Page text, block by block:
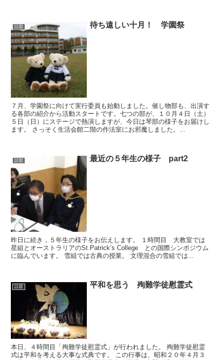
話題 待ち遠しい十月！ 学園祭
７月、学園祭に向けて実行委員も始動しました。催し物部も、出演す
る各部の紹介から活動スタートです。七つの部が、１０月４日（土）
５日（日）にステージで熱演しますが、今日は琴部の様子をお届けし
ます。 さっそく生活会館二階の作法室にお邪魔しました。...
話題 最近の５年生の様子 part2
昨日に続き，５年生の様子をお伝えします。 １時間目 大教室では
星組とオーストラリアのSt.Patrick’s College との国際シンポジウム
に臨んでいます。 雪組では古典の授業。 文理混合の雪組では...
話題 平和を思う 殉難学徒慰霊式
本日、４時間目「殉難学徒慰霊式」が行われました。 殉難学徒慰霊
式は平和を考える大事な式典です。 この行事は、昭和２０年４月３